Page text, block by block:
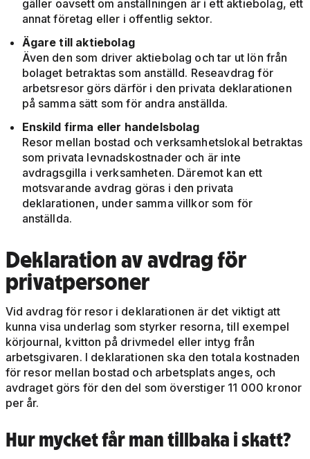
gäller oavsett om anställningen är i ett aktiebolag, ett
annat företag eller i offentlig sektor.
Ägare till aktiebolag
Även den som driver aktiebolag och tar ut lön från
bolaget betraktas som anställd. Reseavdrag för
arbetsresor görs därför i den privata deklarationen
på samma sätt som för andra anställda.
Enskild firma eller handelsbolag
Resor mellan bostad och verksamhetslokal betraktas
som privata levnadskostnader och är inte
avdragsgilla i verksamheten. Däremot kan ett
motsvarande avdrag göras i den privata
deklarationen, under samma villkor som för
anställda.
Deklaration av avdrag för
privatpersoner
Vid avdrag för resor i deklarationen är det viktigt att
kunna visa underlag som styrker resorna, till exempel
körjournal, kvitton på drivmedel eller intyg från
arbetsgivaren. I deklarationen ska den totala kostnaden
för resor mellan bostad och arbetsplats anges, och
avdraget görs för den del som överstiger 11 000 kronor
per år.
Hur mycket får man tillbaka i skatt?